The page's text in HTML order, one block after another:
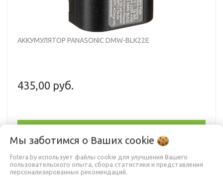
АККУМУЛЯТОР PANASONIC DMW-BLK22E
435,00 руб.
Аккумулятор Panasonic DMW-BLK22E
Мы заботимся о Ваших cookie
fotera.by использует файлы cookie для улучшения Вашего
пользовательского опыта, сбора статистики и представления
персонализированных рекомендаций.